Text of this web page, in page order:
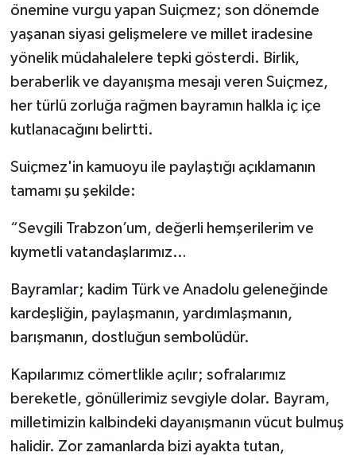
önemine vurgu yapan Suiçmez; son dönemde
yaşanan siyasi gelişmelere ve millet iradesine
yönelik müdahalelere tepki gösterdi. Birlik,
beraberlik ve dayanışma mesajı veren Suiçmez,
her türlü zorluğa rağmen bayramın halkla iç içe
kutlanacağını belirtti.
Suiçmez'in kamuoyu ile paylaştığı açıklamanın
tamamı şu şekilde:
“Sevgili Trabzon’um, değerli hemşerilerim ve
kıymetli vatandaşlarımız…
Bayramlar; kadim Türk ve Anadolu geleneğinde
kardeşliğin, paylaşmanın, yardımlaşmanın,
barışmanın, dostluğun sembolüdür.
Kapılarımız cömertlikle açılır; sofralarımız
bereketle, gönüllerimiz sevgiyle dolar. Bayram,
milletimizin kalbindeki dayanışmanın vücut bulmuş
halidir. Zor zamanlarda bizi ayakta tutan,